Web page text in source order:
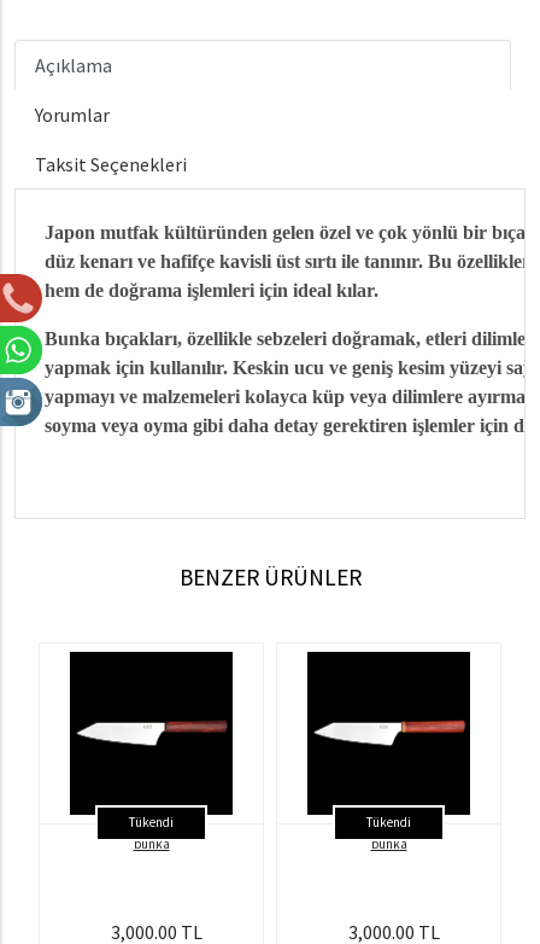
Açıklama
Yorumlar
Taksit Seçenekleri
Japon mutfak kültüründen gelen özel ve çok yönlü bir
düz kenarı ve hafifçe kavisli üst sırtı ile tanınır. Bu özellikler,
hem de doğrama işlemleri için ideal kılar.
Bunka bıçakları, özellikle sebzeleri doğramak, etleri
yapmak için kullanılır. Keskin ucu ve geniş kesim yüzeyi
yapmayı ve malzemeleri kolayca küp veya dilimlere
soyma veya oyma gibi daha detay gerektiren işlemler için
BENZER ÜRÜNLER
Tükendi
bunka
3,000.00 TL
Tükendi
bunka
3,000.00 TL